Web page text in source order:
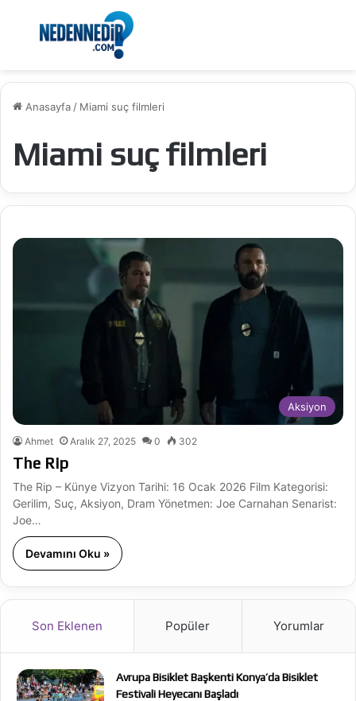
Menü
Anasayfa / Miami suç filmleri
Miami suç filmleri
Aksiyon
Ahmet Aralık 27, 2025 0 302
The Rip
The Rip – Künye Vizyon Tarihi: 16 Ocak 2026 Film Kategorisi:
Gerilim, Suç, Aksiyon, Dram Yönetmen: Joe Carnahan Senarist:
Joe…
Devamını Oku »
Son Eklenen Popüler Yorumlar
Avrupa Bisiklet Başkenti Konya’da Bisiklet
Festivali Heyecanı Başladı